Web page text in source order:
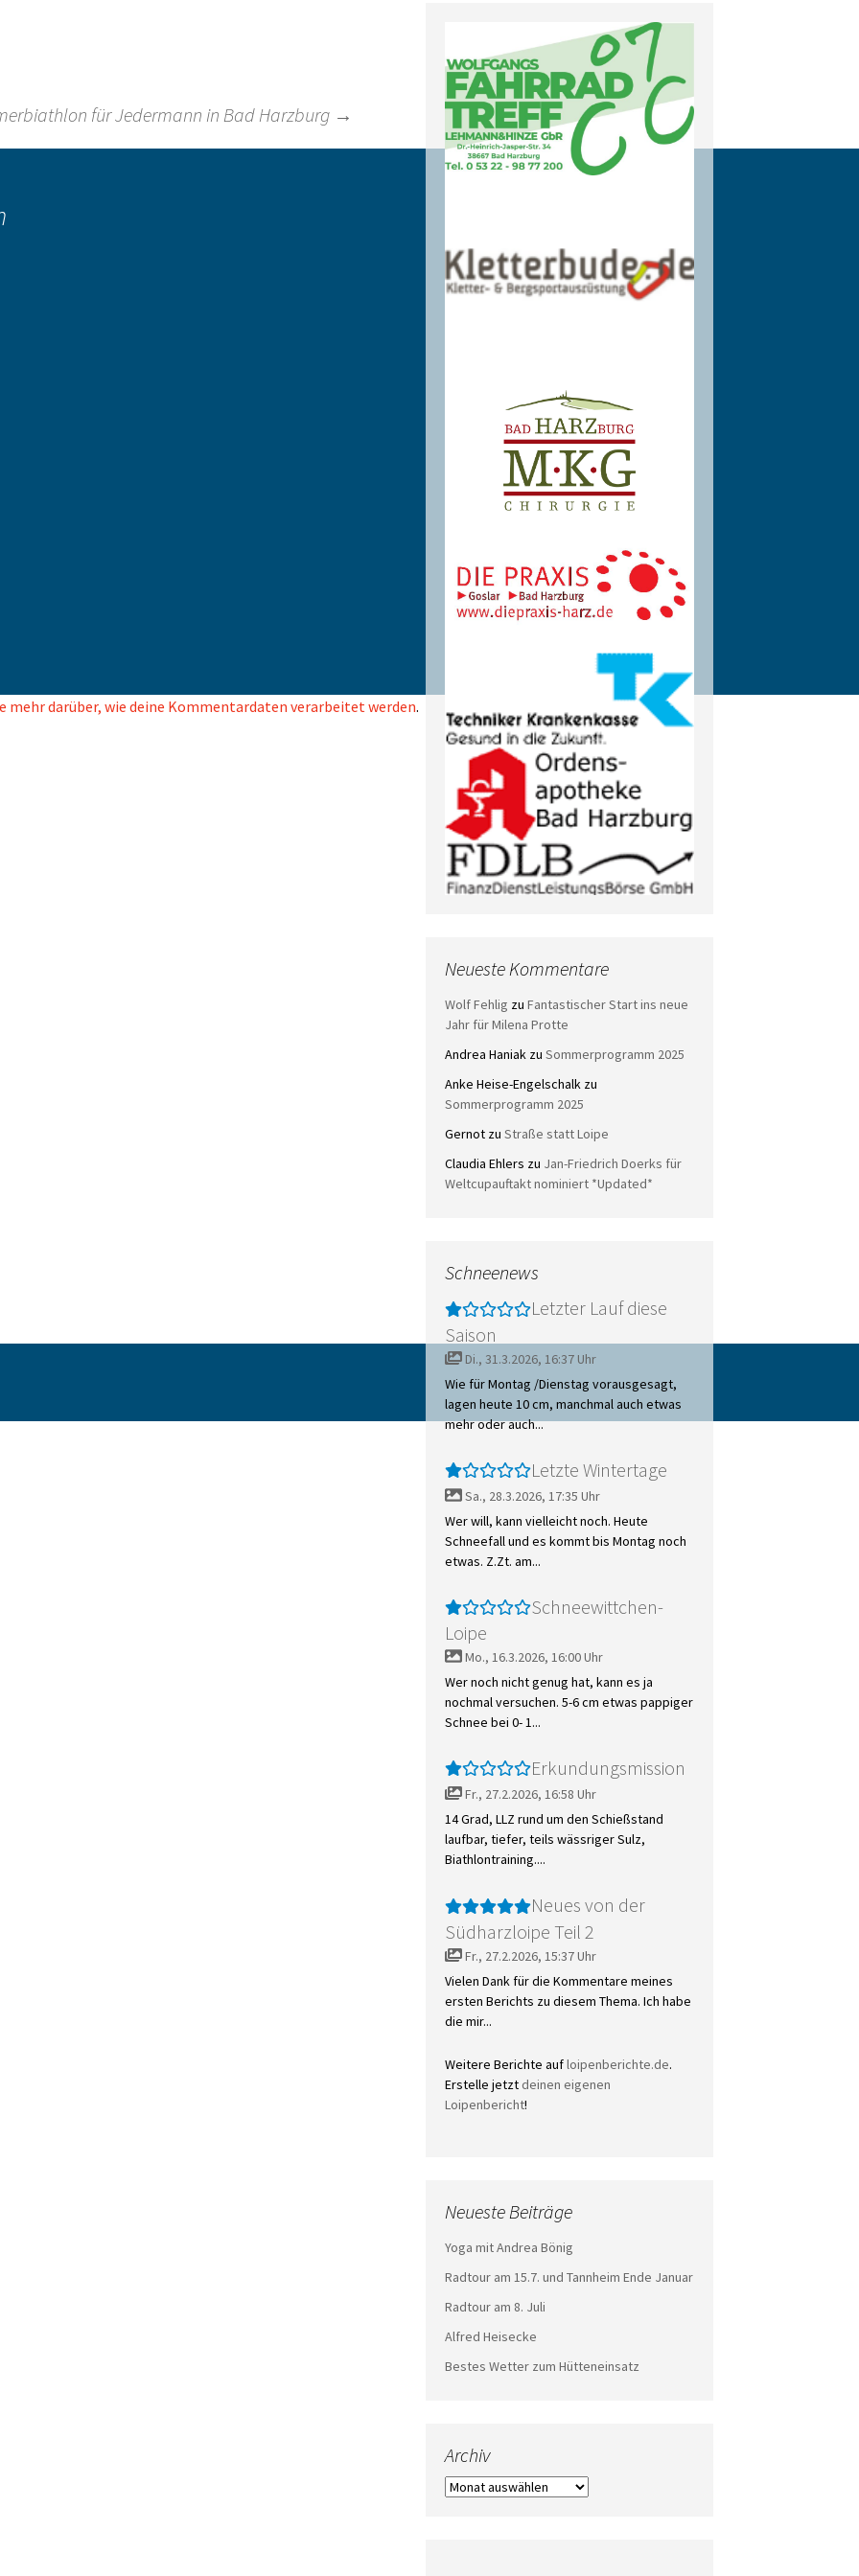
für Jedermann in Bad Harzburg →
mehr darüber, wie deine Kommentardaten verarbeitet werden.
Neueste Kommentare
Wolf Fehlig zu Fantastischer Start ins neue
Jahr für Milena Protte
Andrea Haniak zu Sommerprogramm 2025
Anke Heise-Engelschalk zu
Sommerprogramm 2025
Gernot zu Straße statt Loipe
Claudia Ehlers zu Jan-Friedrich Doerks für
Weltcupauftakt nominiert *Updated*
Schneenews
Letzter Lauf diese
Saison
Di., 31.3.2026, 16:37 Uhr
Wie für Montag /Dienstag vorausgesagt,
lagen heute 10 cm, manchmal auch etwas
mehr oder auch...
Letzte Wintertage
Sa., 28.3.2026, 17:35 Uhr
Wer will, kann vielleicht noch. Heute
Schneefall und es kommt bis Montag noch
etwas. Z.Zt. am...
Schneewittchen-
Loipe
Mo., 16.3.2026, 16:00 Uhr
Wer noch nicht genug hat, kann es ja
nochmal versuchen. 5-6 cm etwas pappiger
Schnee bei 0- 1...
Erkundungsmission
Fr., 27.2.2026, 16:58 Uhr
14 Grad, LLZ rund um den Schießstand
laufbar, tiefer, teils wässriger Sulz,
Biathlontraining....
Neues von der
Südharzloipe Teil 2
Fr., 27.2.2026, 15:37 Uhr
Vielen Dank für die Kommentare meines
ersten Berichts zu diesem Thema. Ich habe
die mir...
Weitere Berichte aufloipenberichte.de.
Erstelle jetzt deinen eigenen
Loipenbericht!
Neueste Beiträge
Yoga mit Andrea Bönig
Radtour am 15.7. und Tannheim Ende Januar
Radtour am 8. Juli
Alfred Heisecke
Bestes Wetter zum Hütteneinsatz
Archiv
Archiv